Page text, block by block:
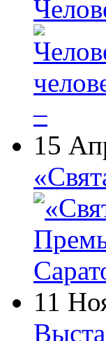
15
11